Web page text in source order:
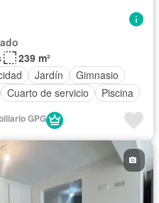
239 m²
Jardín
Gimnasio
Cuarto de servicio
Piscina
GPG